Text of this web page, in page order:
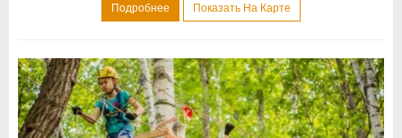
Подробнее Показать На Карте